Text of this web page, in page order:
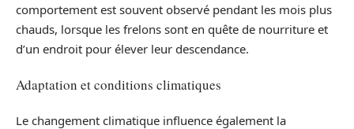
comportement est souvent observé pendant les mois plus
chauds, lorsque les frelons sont en quête de nourriture et
d’un endroit pour élever leur descendance.
Adaptation et conditions climatiques
Le changement climatique influence également la